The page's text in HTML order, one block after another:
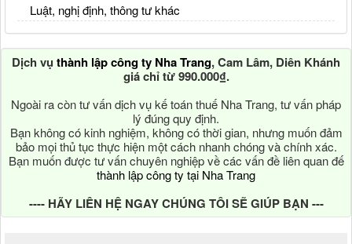
Luật, nghị định, thông tư khác
Dịch vụ thành lập công ty Nha Trang, Cam Lâm, Diên Khánh
giá chỉ từ 990.000₫.
Ngoài ra còn tư vấn dịch vụ kế toán thuế Nha Trang, tư vấn pháp
lý đúng quy định.
Bạn không có kinh nghiệm, không có thời gian, nhưng muốn đảm
bảo mọi thủ tục thực hiện một cách nhanh chóng và chính xác.
Bạn muốn được tư vấn chuyên nghiệp về các vấn đề liên quan đế
thành lập công ty tại Nha Trang
---- HÃY LIÊN HỆ NGAY CHÚNG TÔI SẼ GIÚP BẠN ---